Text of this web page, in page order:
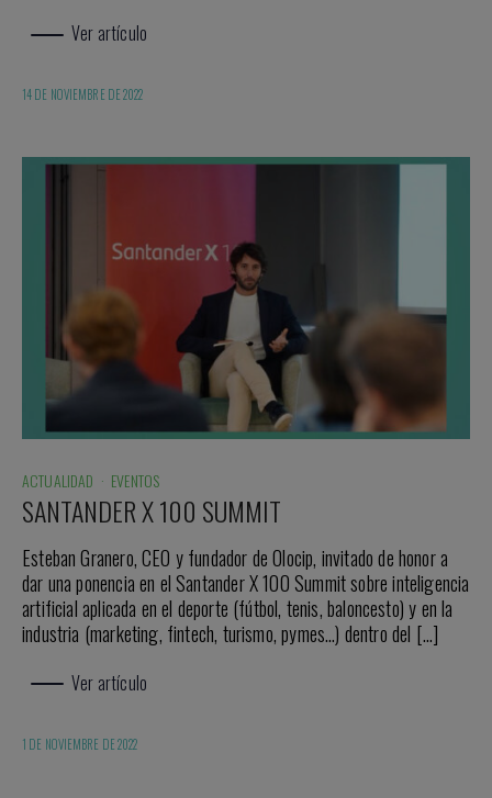
Ver artículo
14 DE NOVIEMBRE DE 2022
ACTUALIDAD · EVENTOS
SANTANDER X 100 SUMMIT
Esteban Granero, CEO y fundador de Olocip, invitado de honor a
dar una ponencia en el Santander X 100 Summit sobre inteligencia
artificial aplicada en el deporte (fútbol, tenis, baloncesto) y en la
industria (marketing, fintech, turismo, pymes…) dentro del […]
Ver artículo
1 DE NOVIEMBRE DE 2022